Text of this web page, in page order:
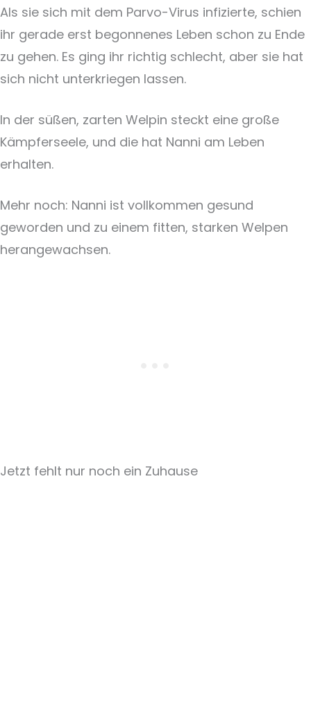
Als sie sich mit dem Parvo-Virus infizierte, schien
ihr gerade erst begonnenes Leben schon zu Ende
zu gehen. Es ging ihr richtig schlecht, aber sie hat
sich nicht unterkriegen lassen.
In der süßen, zarten Welpin steckt eine große
Kämpferseele, und die hat Nanni am Leben
erhalten.
Mehr noch: Nanni ist vollkommen gesund
geworden und zu einem fitten, starken Welpen
herangewachsen.
Jetzt fehlt nur noch ein Zuhause